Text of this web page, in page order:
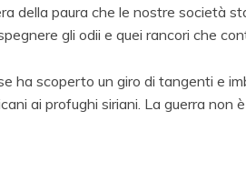
della paura che le nostre società
gli odii e quei rancori che
ha scoperto un giro di tangenti e
ai profughi siriani. La guerra non